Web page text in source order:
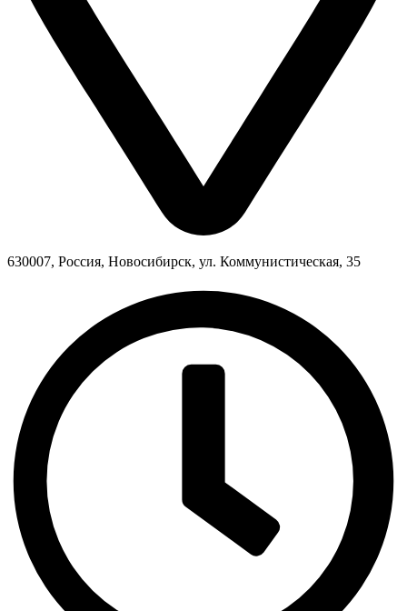
630007, Россия, Новосибирск, ул. Коммунистическая, 35